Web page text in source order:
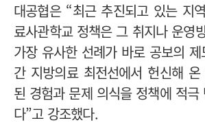
대공협은 “최근 추진되고 있는 지
료사관학교 정책은 그 취지나 운영
가장 유사한 선례가 바로 공보의
간 지방의료 최전선에서 헌신해
된 경험과 문제 의식을 정책에 적극
다”고 강조했다.